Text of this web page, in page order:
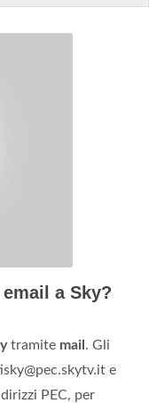
a Sky?
tramite mail. Gli
e
PEC, per